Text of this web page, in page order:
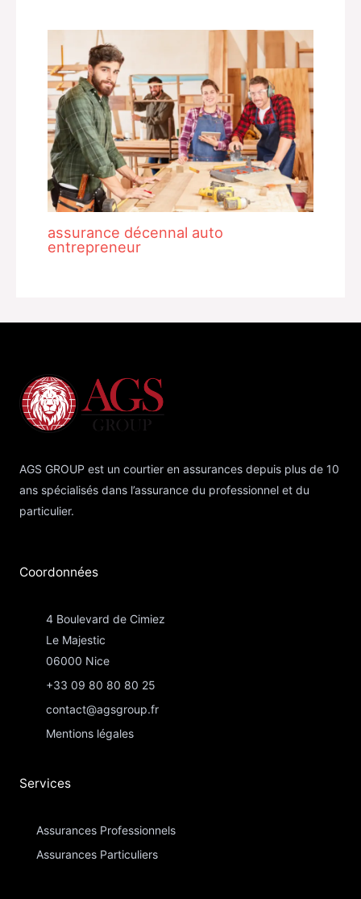
assurance décennal auto
entrepreneur
AGS GROUP est un courtier en assurances depuis plus de 10
ans spécialisés dans l’assurance du professionnel et du
particulier.
Coordonnées​
4 Boulevard de Cimiez
Le Majestic
06000 Nice
+33 09 80 80 80 25
contact@agsgroup.fr
Mentions légales
Services
Assurances Professionnels
Assurances Particuliers​